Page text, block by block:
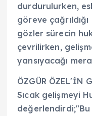
durdurulurken,
göreve
gözler sürecin
çevrilirken,
yansıyacağı
ÖZGÜR ÖZEL'İN
Sıcak gelişmeyi